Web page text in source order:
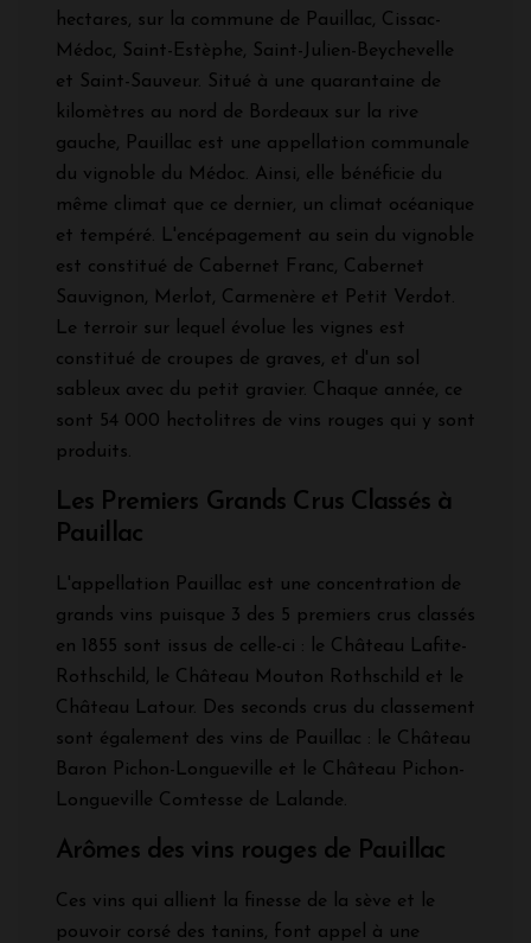
hectares, sur la commune de Pauillac, Cissac-
Médoc, Saint-Estèphe, Saint-Julien-Beychevelle
et Saint-Sauveur. Situé à une quarantaine de
kilomètres au nord de Bordeaux sur la rive
gauche, Pauillac est une appellation communale
du vignoble du Médoc. Ainsi, elle bénéficie du
même climat que ce dernier, un climat océanique
et tempéré. L'encépagement au sein du vignoble
est constitué de Cabernet Franc, Cabernet
Sauvignon, Merlot, Carmenère et Petit Verdot.
Le terroir sur lequel évolue les vignes est
constitué de croupes de graves, et d'un sol
sableux avec du petit gravier. Chaque année, ce
sont 54 000 hectolitres de vins rouges qui y sont
produits.
Les Premiers Grands Crus Classés à
Pauillac
L'appellation Pauillac est une concentration de
grands vins puisque 3 des 5 premiers crus classés
en 1855 sont issus de celle-ci : le Château Lafite-
Rothschild, le Château Mouton Rothschild et le
Château Latour. Des seconds crus du classement
sont également des vins de Pauillac : le Château
Baron Pichon-Longueville et le Château Pichon-
Longueville Comtesse de Lalande.
Arômes des vins rouges de Pauillac
Ces vins qui allient la finesse de la sève et le
pouvoir corsé des tanins, font appel à une